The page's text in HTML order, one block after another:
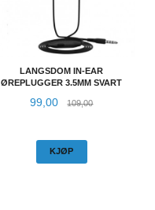
LANGSDOM IN-EAR
ØREPLUGGER 3.5MM SVART
Tilbud
99,00 109,00Rabatt
KJØP